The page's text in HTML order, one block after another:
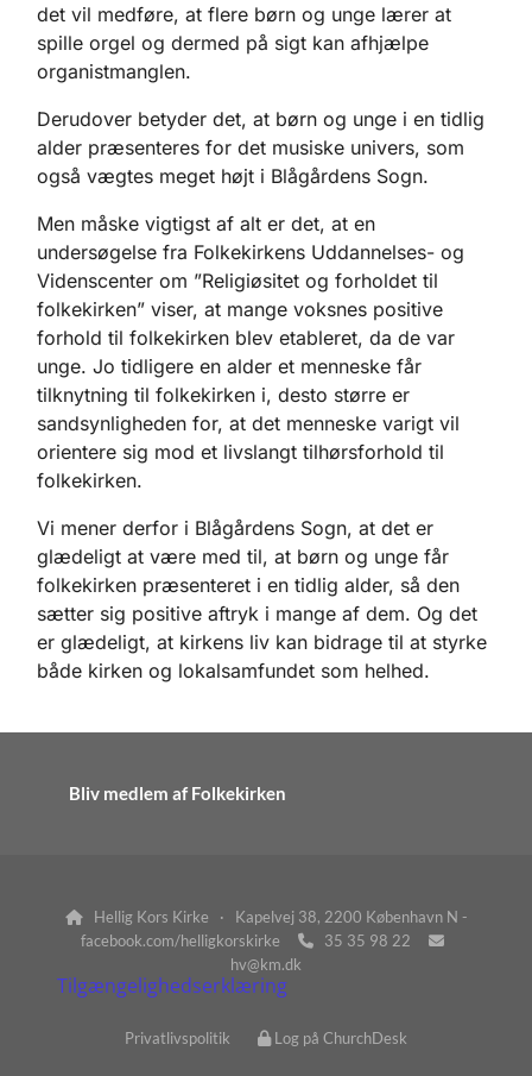
det vil medføre, at flere børn og unge lærer at
spille orgel og dermed på sigt kan afhjælpe
organistmanglen.
Derudover betyder det, at børn og unge i en tidlig
alder præsenteres for det musiske univers, som
også vægtes meget højt i Blågårdens Sogn.
Men måske vigtigst af alt er det, at en
undersøgelse fra Folkekirkens Uddannelses- og
Videnscenter om ”Religiøsitet og forholdet til
folkekirken” viser, at mange voksnes positive
forhold til folkekirken blev etableret, da de var
unge. Jo tidligere en alder et menneske får
tilknytning til folkekirken i, desto større er
sandsynligheden for, at det menneske varigt vil
orientere sig mod et livslangt tilhørsforhold til
folkekirken.
Vi mener derfor i Blågårdens Sogn, at det er
glædeligt at være med til, at børn og unge får
folkekirken præsenteret i en tidlig alder, så den
sætter sig positive aftryk i mange af dem. Og det
er glædeligt, at kirkens liv kan bidrage til at styrke
både kirken og lokalsamfundet som helhed.
Bliv medlem af Folkekirken
Hellig Kors Kirke · Kapelvej 38, 2200 København N -
facebook.com/helligkorskirke
 35 35 98 22 
hv@km.dk
Tilgængelighedserklæring
Privatlivspolitik Log på ChurchDesk